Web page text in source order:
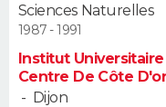
CARTE DE VOEUX
DICTIONNAIRE
Dictionnaire
Biographies
Citations
Expressions
Proverbes
PROGRAMME TV
Sciences Naturelles
1987 - 1991
Institut
Centre De Côte
- Dijon